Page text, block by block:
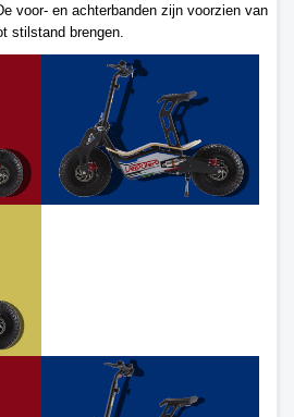
voor- en achterbanden zijn voorzien van
stilstand brengen.